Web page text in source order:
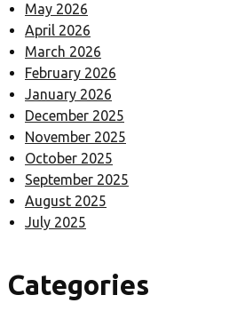
May 2026
April 2026
March 2026
February 2026
January 2026
December 2025
November 2025
October 2025
September 2025
August 2025
July 2025
Categories